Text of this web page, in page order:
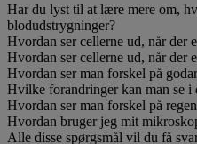
Har du lyst til at lære mere om,
blodudstrygninger?
Hvordan ser cellerne ud, når der
Hvordan ser cellerne ud, når der
Hvordan ser man forskel på
Hvilke forandringer kan man se
Hvordan ser man forskel på
Hvordan bruger jeg mit
Alle disse spørgsmål vil du få